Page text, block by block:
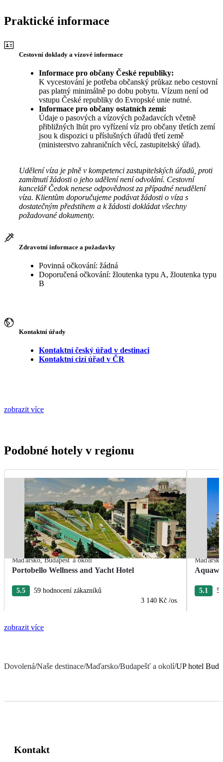
Praktické informace
Cestovní doklady a vízové informace
Informace pro občany České republiky:
K vycestování je potřeba občanský průkaz nebo cestovní
pas platný minimálně po dobu pobytu. Vízum není od
vstupu České republiky do Evropské unie nutné.
Informace pro občany ostatních zemí:
Údaje o pasových a vízových požadavcích včetně
přibližných lhůt pro vyřízení víz pro občany třetích zemí
jsou k dispozici u příslušných úřadů třetí země
(ministerstvo zahraničních věcí, zastupitelský úřad).
Udělení víza je plně v kompetenci zastupitelských úřadů, proti
zamítnutí žádosti o jeho udělení není odvolání. Cestovní
kancelář Čedok nenese odpovědnost za případné neudělení
víza. Klientům doporučujeme podávat žádosti o víza s
dostatečným předstihem a k žádosti dokládat všechny
požadované dokumenty.
Zdravotní informace a požadavky
Povinná očkování: žádná
Doporučená očkování: žloutenka typu A, žloutenka typu
B
Kontaktní úřady
Kontaktní český úřad v destinaci
Kontaktní cizí úřad v ČR
zobrazit více
Podobné hotely v regionu
Maďarsko,Budapešť a okolí
Portobello Wellness and Yacht Hotel
5.5
59 hodnocení zákazníků
3 140 Kč /os.
Maďarsko
5.1
zobrazit více
Dovolená/Naše destinace/Maďarsko/Budapešť a okolí/UP hotel
Kontakt